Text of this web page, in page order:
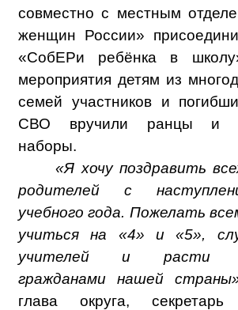
совместно с местным
женщин России»
«СобЕРи ребёнка в
мероприятия детям из
семей участников и
СВО вручили ранцы и
наборы.
«Я хочу поздравить
родителей с
учебного года. Пожелать
учиться на «4» и «5»,
учителей и расти
гражданами нашей
глава округа, секретарь